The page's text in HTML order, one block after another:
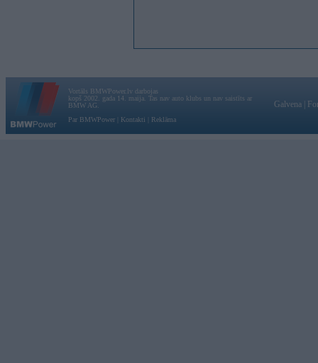
Vortāls BMWPower.lv darbojas
kopš 2002. gada 14. maija. Tas nav auto klubs un nav saistīts ar
BMW AG.
Par BMWPower
Kontakti Reklāma
Galvena